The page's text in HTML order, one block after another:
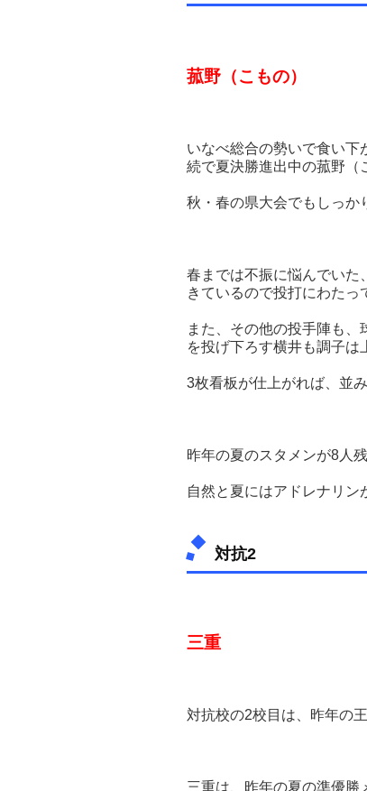
菰野（こもの）
いなべ総合の勢いで食い下
続で夏決勝進出中の菰野（
秋・春の県大会でもしっか
春までは不振に悩んでいた
きているので投打にわたっ
また、その他の投手陣も
を投げ下ろす横井も調子は
3枚看板が仕上がれば、並
昨年の夏のスタメンが8人
自然と夏にはアドレナリン
対抗2
三重
対抗校の2校目は、昨年の
三重は、昨年の夏の準優勝